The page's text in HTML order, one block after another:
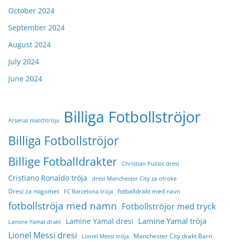
October 2024
September 2024
August 2024
July 2024
June 2024
Arsenal matchtröja Billiga Fotbollströjor
Billiga Fotbollströjor
Billige Fotballdrakter Christian Pulisic dresi
Cristiano Ronaldo tröja dresi Manchester City za otroke
Dresi za nogomet FC Barcelona tröja fotballdrakt med navn
fotbollströja med namn Fotbollströjor med tryck
Lamine Yamal drakt Lamine Yamal dresi Lamine Yamal tröja
Lionel Messi dresi Lionel Messi tröja Manchester City drakt Barn